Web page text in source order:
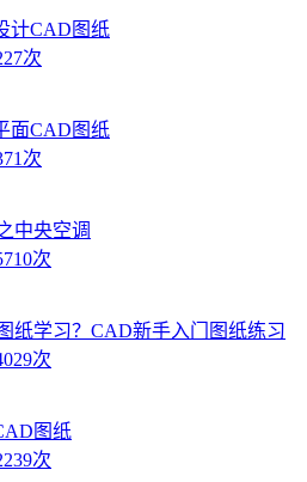
计CAD图纸
次
面CAD图纸
次
中央空调
次
纸学习？CAD新手入门图纸练习
次
图纸
次